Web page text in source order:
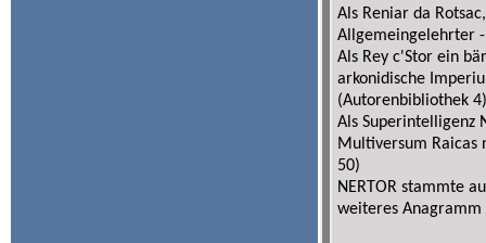
Als Reniar da
Allgemeingelehrter -
Als Rey c'Stor ein
arkonidische
(Autorenbibliothek 4)
Als Superintelligenz
Multiversum Raicas
50)
NERTOR stammte
weiteres Anagramm